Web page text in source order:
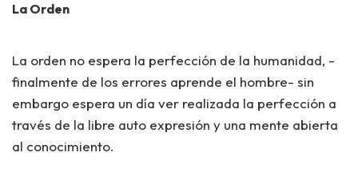
La Orden
La orden no espera la perfección de la humanidad, -
finalmente de los errores aprende el hombre- sin
embargo espera un día ver realizada la perfección a
través de la libre auto expresión y una mente abierta
al conocimiento.